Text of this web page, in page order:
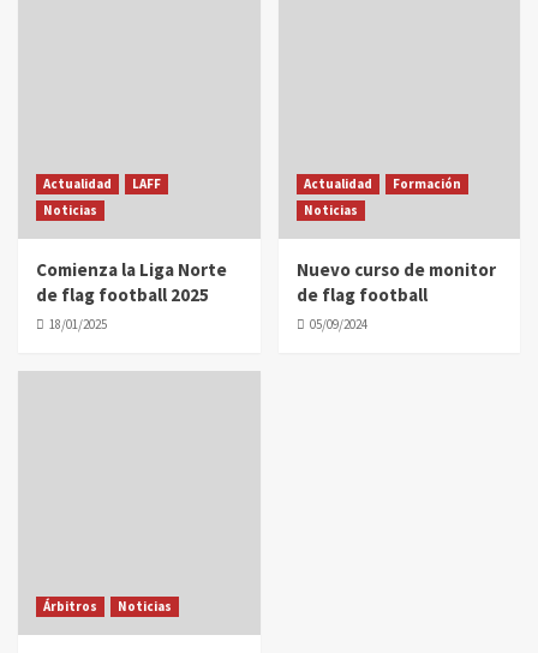
Actualidad
LAFF
Noticias
Comienza la Liga Norte
de flag football 2025
18/01/2025
Actualidad
Formación
Noticias
Nuevo curso de monitor
de flag football
05/09/2024
Árbitros Noticias